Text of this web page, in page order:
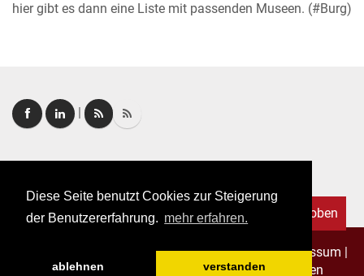
Diese Seite benutzt Cookies zur Steigerung
der Benutzererfahrung. mehr erfahren.
ablehnen verstanden
hier gibt es dann eine Liste mit passenden Museen. (#Burg)
Copyright © 2026. Alle Rechte vorbehalten.–Impressum
Datenschutz
Allgemeine Geschäftsbedingungen
Nach oben